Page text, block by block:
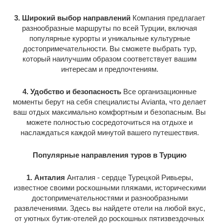
3. Широкий выбор направленийКомпания предлагает
разнообразные маршруты по всей Турции, включая
популярные курорты и уникальные культурные
достопримечательности. Вы сможете выбрать тур,
который наилучшим образом соответствует вашим
интересам и предпочтениям.
4. Удобство и безопасность Все организационные
моменты берут на себя специалисты Avianta, что делает
ваш отдых максимально комфортным и безопасным. Вы
можете полностью сосредоточиться на отдыхе и
наслаждаться каждой минутой вашего путешествия.
Популярные направления туров в Турцию
1. Анталия Анталия - сердце Турецкой Ривьеры,
известное своими роскошными пляжами, историческими
достопримечательностями и разнообразными
развлечениями. Здесь вы найдете отели на любой вкус,
от уютных бутик-отелей до роскошных пятизвездочных